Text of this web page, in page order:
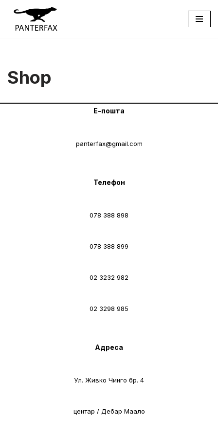
Skip
Shop
Е-пошта
panterfax@gmail.com
Телефон
078 388 898
078 388 899
02 3232 982
02 3298 985
Адреса
Ул. Живко Чинго бр. 4
центар / Дебар Маало